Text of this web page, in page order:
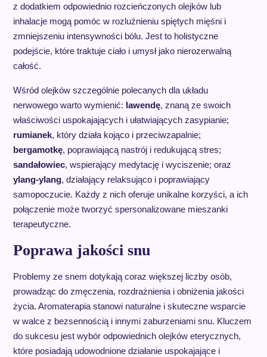
z dodatkiem odpowiednio rozcieńczonych olejków lub
inhalacje mogą pomóc w rozluźnieniu spiętych mięśni i
zmniejszeniu intensywności bólu. Jest to holistyczne
podejście, które traktuje ciało i umysł jako nierozerwalną
całość.
Wśród olejków szczególnie polecanych dla układu
nerwowego warto wymienić: lawendę, znaną ze swoich
właściwości uspokajających i ułatwiających zasypianie;
rumianek, który działa kojąco i przeciwzapalnie;
bergamotkę, poprawiającą nastrój i redukującą stres;
sandałowiec, wspierający medytację i wyciszenie; oraz
ylang-ylang, działający relaksująco i poprawiający
samopoczucie. Każdy z nich oferuje unikalne korzyści, a ich
połączenie może tworzyć spersonalizowane mieszanki
terapeutyczne.
Poprawa jakości snu
Problemy ze snem dotykają coraz większej liczby osób,
prowadząc do zmęczenia, rozdrażnienia i obniżenia jakości
życia. Aromaterapia stanowi naturalne i skuteczne wsparcie
w walce z bezsennością i innymi zaburzeniami snu. Kluczem
do sukcesu jest wybór odpowiednich olejków eterycznych,
które posiadają udowodnione działanie uspokajające i